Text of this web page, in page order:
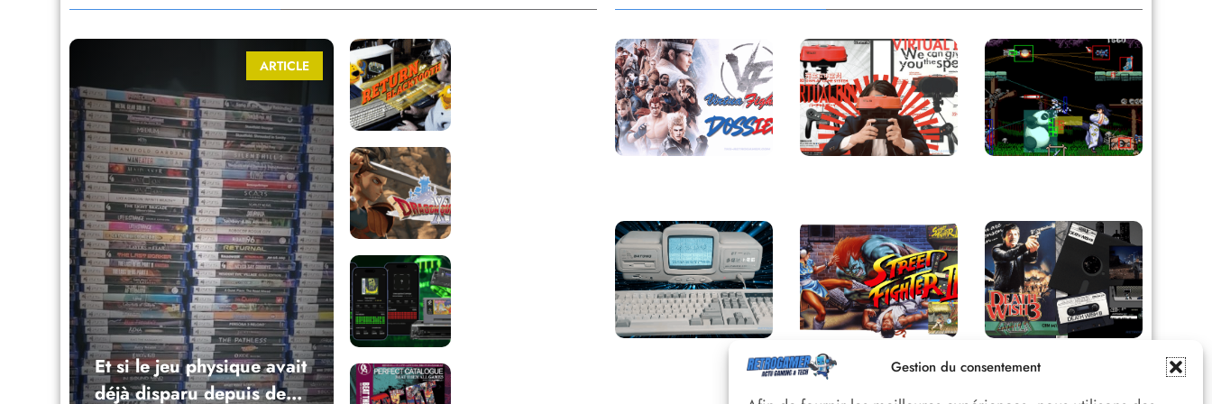
Gestion du consentement
ARTICLE
Et si le jeu physique avait
déjà disparu depuis des
incroyable et inconnue
Street Fighter II :
L’Odyssée d’une
Death Wish 3 C64 :
Quand la violence 8